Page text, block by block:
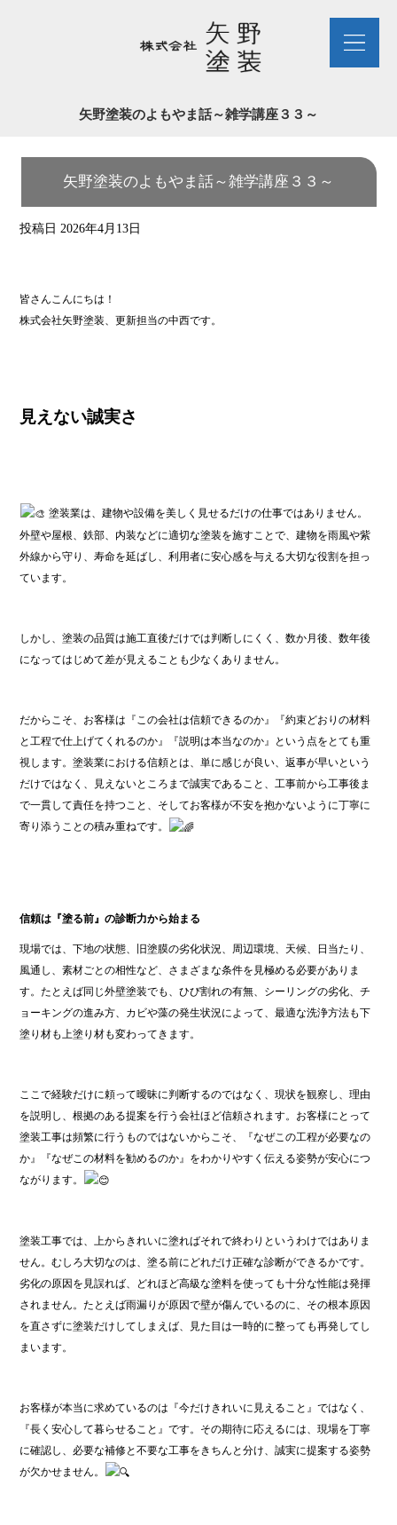
矢野塗装のよもやま話～雑学講座３３～
矢野塗装のよもやま話～雑学講座３３～
投稿日 2026年4月13日
皆さんこんにちは！
株式会社矢野塗装、更新担当の中西です。
見えない誠実さ
塗装業は、建物や設備を美しく見せるだけの仕事ではありません。
外壁や屋根、鉄部、内装などに適切な塗装を施すことで、建物を雨風や紫
外線から守り、寿命を延ばし、利用者に安心感を与える大切な役割を担っ
ています。
しかし、塗装の品質は施工直後だけでは判断しにくく、数か月後、数年後
になってはじめて差が見えることも少なくありません。
だからこそ、お客様は『この会社は信頼できるのか』『約束どおりの材料
と工程で仕上げてくれるのか』『説明は本当なのか』という点をとても重
視します。塗装業における信頼とは、単に感じが良い、返事が早いという
だけではなく、見えないところまで誠実であること、工事前から工事後ま
で一貫して責任を持つこと、そしてお客様が不安を抱かないように丁寧に
寄り添うことの積み重ねです。
信頼は『塗る前』の診断力から始まる
現場では、下地の状態、旧塗膜の劣化状況、周辺環境、天候、日当たり、
風通し、素材ごとの相性など、さまざまな条件を見極める必要がありま
す。たとえば同じ外壁塗装でも、ひび割れの有無、シーリングの劣化、チ
ョーキングの進み方、カビや藻の発生状況によって、最適な洗浄方法も下
塗り材も上塗り材も変わってきます。
ここで経験だけに頼って曖昧に判断するのではなく、現状を観察し、理由
を説明し、根拠のある提案を行う会社ほど信頼されます。お客様にとって
塗装工事は頻繁に行うものではないからこそ、『なぜこの工程が必要なの
か』『なぜこの材料を勧めるのか』をわかりやすく伝える姿勢が安心につ
ながります。
塗装工事では、上からきれいに塗ればそれで終わりというわけではありま
せん。むしろ大切なのは、塗る前にどれだけ正確な診断ができるかです。
劣化の原因を見誤れば、どれほど高級な塗料を使っても十分な性能は発揮
されません。たとえば雨漏りが原因で壁が傷んでいるのに、その根本原因
を直さずに塗装だけしてしまえば、見た目は一時的に整っても再発してし
まいます。
お客様が本当に求めているのは『今だけきれいに見えること』ではなく、
『長く安心して暮らせること』です。その期待に応えるには、現場を丁寧
に確認し、必要な補修と不要な工事をきちんと分け、誠実に提案する姿勢
が欠かせません。